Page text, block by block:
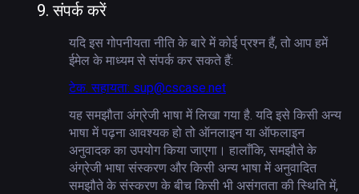
9.संपर्क करें
यदि इस गोपनीयता नीति के बारे में कोई प्रश्न हैं, तो आप हमें
ईमेल के माध्यम से संपर्क कर सकते हैं:
टेक. सहायता: sup@cscase.net
यह समझौता अंग्रेजी भाषा में लिखा गया है. यदि इसे किसी अन्य
भाषा में पढ़ना आवश्यक हो तो ऑनलाइन या ऑफलाइन
अनुवादक का उपयोग किया जाएगा। हालाँकि, समझौते के
अंग्रेजी भाषा संस्करण और किसी अन्य भाषा में अनुवादित
समझौते के संस्करण के बीच किसी भी असंगतता की स्थिति में,